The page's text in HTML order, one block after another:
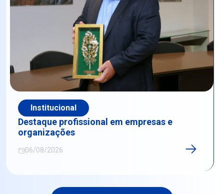
Institucional
Destaque profissional em empresas e
organizações
06/08/2026